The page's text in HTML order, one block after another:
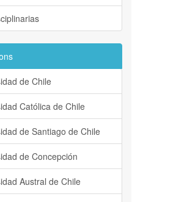
de Chile
Católica de Chile
de Santiago de Chile
de Concepción
Austral de Chile